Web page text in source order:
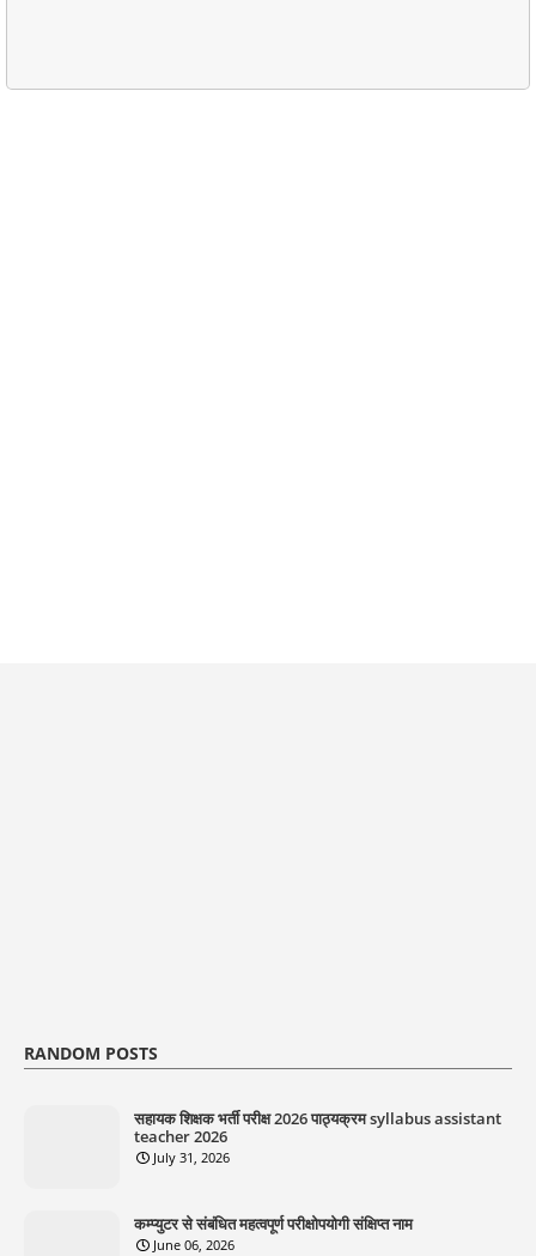
RANDOM POSTS
सहायक शिक्षक भर्ती परीक्ष 2026 पाठ्यक्रम syllabus assistant
teacher 2026
July 31, 2026
कम्प्युटर से संबंधित महत्वपूर्ण परीक्षोपयोगी संक्षिप्त नाम
June 06, 2026